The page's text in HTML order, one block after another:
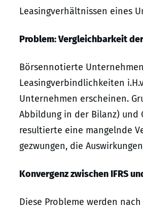
Leasingverhältnissen eines
Problem: Vergleichbarkeit
Börsennotierte
Leasingverbindlichkeiten
Unternehmen erscheinen.
Abbildung in der Bilanz) und
resultierte eine mangelnde
gezwungen, die
Konvergenz zwischen IFRS
Diese Probleme werden